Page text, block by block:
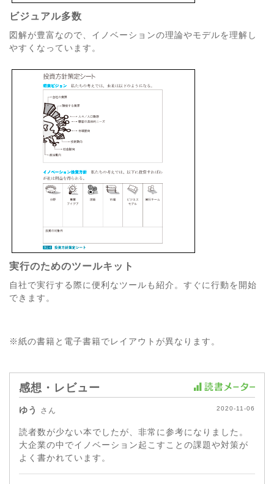
ビジュアル多数
図解が豊富なので、イノベーションの理論やモデルを理解し
やすくなっています。
実行のためのツールキット
自社で実行する際に便利なツールも紹介。すぐに行動を開始
できます。
※紙の書籍と電子書籍でレイアウトが異なります。
感想・レビュー
ゆう さん 2020-11-06
読者数が少ない本でしたが、非常に参考になりました。
大企業の中でイノベーション起こすことの課題や対策が
よく書かれています。